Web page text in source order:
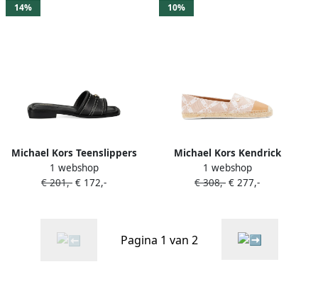
14%
Michael Kors Teenslippers
met logoplakkaat Bruin
1 webshop
€ 201,- € 172,-
10%
Michael Kors Kendrick
canvas espadrilles Roze
1 webshop
€ 308,- € 277,-
Pagina 1 van 2